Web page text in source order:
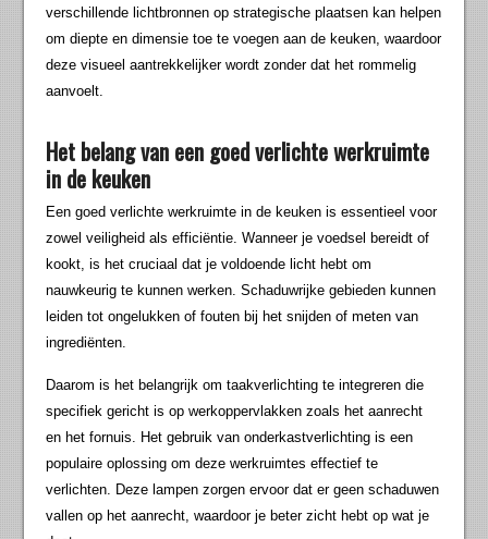
verschillende lichtbronnen op strategische plaatsen kan helpen
om diepte en dimensie toe te voegen aan de keuken, waardoor
deze visueel aantrekkelijker wordt zonder dat het rommelig
aanvoelt.
Het belang van een goed verlichte werkruimte
in de keuken
Een goed verlichte werkruimte in de keuken is essentieel voor
zowel veiligheid als efficiëntie. Wanneer je voedsel bereidt of
kookt, is het cruciaal dat je voldoende licht hebt om
nauwkeurig te kunnen werken. Schaduwrijke gebieden kunnen
leiden tot ongelukken of fouten bij het snijden of meten van
ingrediënten.
Daarom is het belangrijk om taakverlichting te integreren die
specifiek gericht is op werkoppervlakken zoals het aanrecht
en het fornuis. Het gebruik van onderkastverlichting is een
populaire oplossing om deze werkruimtes effectief te
verlichten. Deze lampen zorgen ervoor dat er geen schaduwen
vallen op het aanrecht, waardoor je beter zicht hebt op wat je